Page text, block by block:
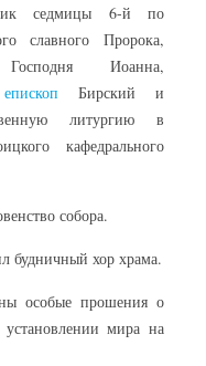
седмицы 6-й по
славного Пророка,
Иоанна,
епископ Бирский и
литургию в
кафедрального
собора.
будничный хор храма.
особые прошения о
мира на